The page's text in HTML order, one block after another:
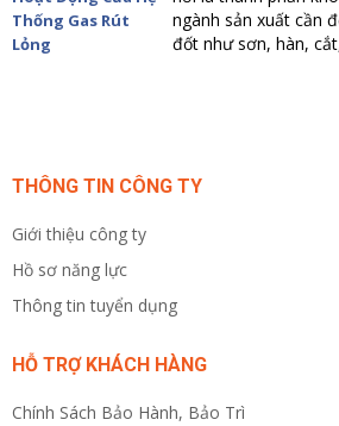
ngành sản xuất cần
đốt như sơn, hàn,
THÔNG TIN CÔNG TY
Giới thiệu công ty
Hồ sơ năng lực
Thông tin tuyển dụng
HỖ TRỢ KHÁCH HÀNG
Chính Sách Bảo Hành, Bảo Trì